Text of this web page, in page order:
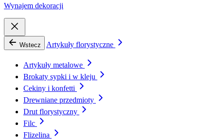
Wynajem dekoracji
Wstecz Artykuły florystyczne
Artykuły metalowe
Brokaty sypki i w kleju
Cekiny i konfetti
Drewniane przedmioty
Drut florystyczny
Filc
Flizelina